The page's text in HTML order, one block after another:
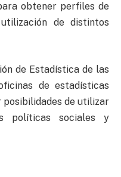
obtener perfiles de
de distintos
de Estadística de las
de estadísticas
posibilidades de utilizar
políticas sociales y